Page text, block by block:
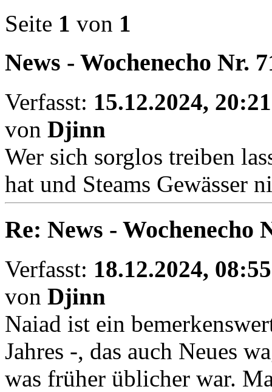
Seite 1 von 1
News - Wochenecho Nr.
Verfasst: 15.12.2024, 20:21
von Djinn
Wer sich sorglos treiben
hat und Steams Gewässer
Re: News - Wochenecho
Verfasst: 18.12.2024, 08:55
von Djinn
Naiad ist ein
Jahres -, das auch Neues
was früher üblicher war.